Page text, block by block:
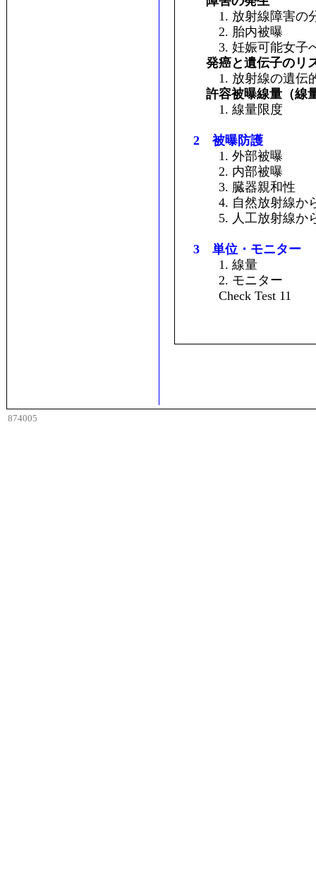
1. 放射線障害の
2. 胎内被曝
3. 妊娠可能女子へ
発癌と遺伝子のリ
1. 放射線の遺伝
許容被曝線量（線
1. 線量限度
2 被曝防護
1. 外部被曝
2. 内部被曝
3. 臓器親和性
4. 自然放射線から
5. 人工放射線か
3 単位・モニター
1. 線量
2. モニター
Check Test 11
874005